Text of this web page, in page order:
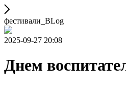
фестивали_BLog
2025-09-27 20:08
Днем